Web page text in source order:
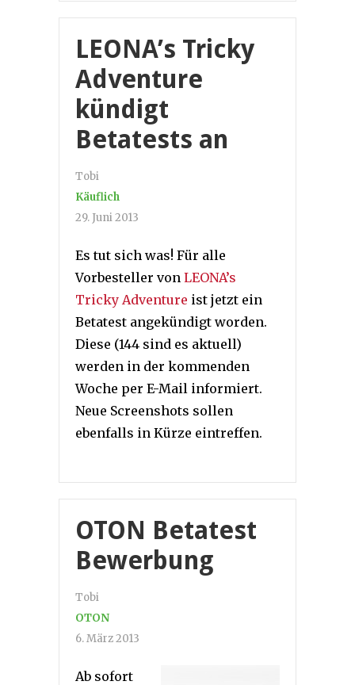
LEONA’s Tricky
Adventure
kündigt
Betatests an
Tobi
Käuflich
29. Juni 2013
Es tut sich was! Für alle
Vorbesteller von LEONA’s
Tricky Adventure ist jetzt ein
Betatest angekündigt worden.
Diese (144 sind es aktuell)
werden in der kommenden
Woche per E-Mail informiert.
Neue Screenshots sollen
ebenfalls in Kürze eintreffen.
OTON Betatest
Bewerbung
Tobi
OTON
6. März 2013
Ab sofort